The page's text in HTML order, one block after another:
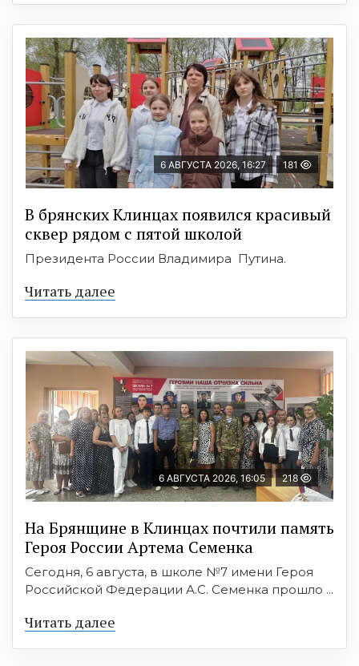
6 АВГУСТА 2026, 16:27 181
В брянских Клинцах появился красивый
сквер рядом с пятой школой
Президента России Владимира Путина.
Читать далее
6 АВГУСТА 2026, 16:05 218
На Брянщине в Клинцах почтили память
Героя России Артема Семенка
Сегодня, 6 августа, в школе №7 имени Героя
Российской Федерации А.С. Семенка прошло ...
Читать далее